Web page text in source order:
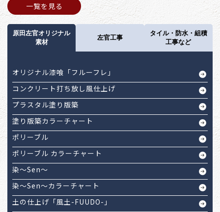
一覧を見る
原田左官オリジナル
素材
左官工事
タイル・防水・組積
工事など
オリジナル漆喰「フルーフレ」
コンクリート打ち放し風仕上げ
プラスタル塗り版築
塗り版築カラーチャート
ポリーブル
ポリーブル カラーチャート
染～Sen～
染～Sen～カラーチャート
土の仕上げ「風土-FUUDO-」